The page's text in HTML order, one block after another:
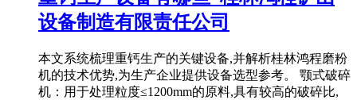
设备制造有限责任公司
本文系统梳理重钙生产的关键设备,并解析桂林鸿程磨粉
机的技术优势,为生产企业提供设备选型参考。 颚式破碎
机：用于处理粒度≤1200mm的原料,具有较高的破碎比,